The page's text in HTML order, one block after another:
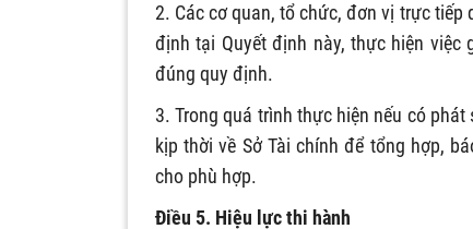
2. Các cơ quan, tổ chức, đơn vị trực
định tại Quyết định này, thực hiện
đúng quy định.
3. Trong quá trình thực hiện nếu có
kịp thời về Sở Tài chính để tổng hợp,
cho phù hợp.
Điều 5. Hiệu lực thi hành